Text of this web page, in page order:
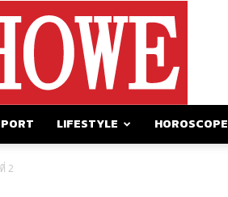
LIFESTYLE HOROSCOPE
2